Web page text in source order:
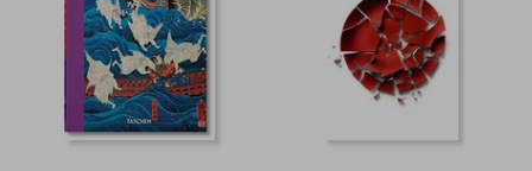
55%
dcto.
$ 343.537
$ 154.592
45%
dcto.